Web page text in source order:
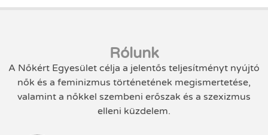
Rólunk
A Nőkért Egyesület célja a jelentős teljesítményt nyújtó
nők és a feminizmus történetének megismertetése,
valamint a nőkkel szembeni erőszak és a szexizmus
elleni küzdelem.